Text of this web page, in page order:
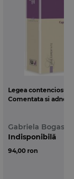
Legea
Comentata si
Gabriela Bogasiu
94,00 ron
Indisponibilă